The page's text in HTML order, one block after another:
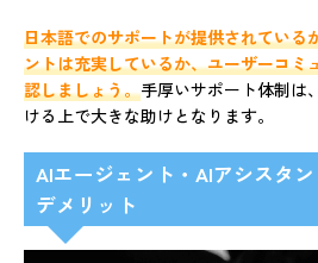
日本語でのサポートが提供されている
ントは充実しているか、ユーザーコミ
認しましょう。手厚いサポート体制は
ける上で大きな助けとなります。
AIエージェント・AIアシスタ
デメリット